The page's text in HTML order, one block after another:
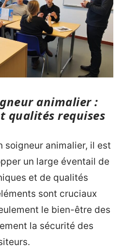
animalier :
qualités requises
soigneur animalier, il est
un large éventail de
et de qualités
sont cruciaux
le bien-être des
la sécurité des